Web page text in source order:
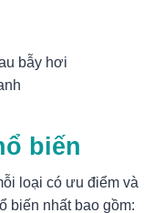
bẫy hơi
biến
loại có ưu điểm và
biến nhất bao gồm: